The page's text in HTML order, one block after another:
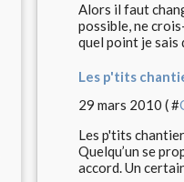
Alors il faut
possible, ne
quel point je sais
Les p'tits
29 mars 2010 ( #
Les p'tits
Quelqu’un se
accord. Un